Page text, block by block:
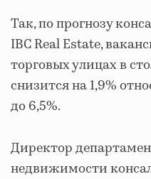
Так, по прогнозу
IBC Real Estate,
торговых улицах в
снизится на 1,9%
до 6,5%.
Директор
недвижимости